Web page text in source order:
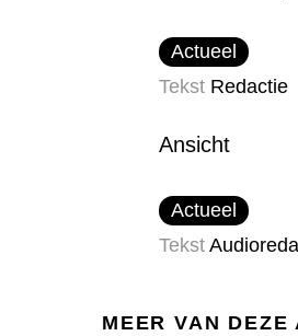
Actueel
Tekst Redactie
Ansicht
Actueel
Tekst
MEER VAN DEZE